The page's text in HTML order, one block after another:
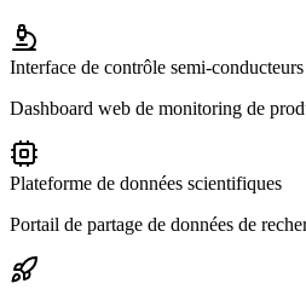
Interface de contrôle semi-conducteurs
Dashboard web de monitoring de
Plateforme de données scientifiques
Portail de partage de données de